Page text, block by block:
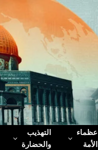
عظماء‌
الأمة
التهذيب
والحضارة